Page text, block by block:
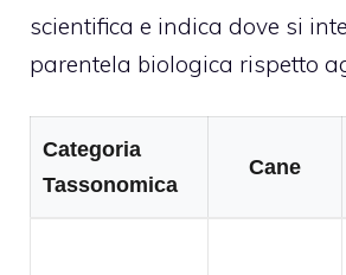
scientifica e indica dove si
parentela biologica rispetto
Categoria
Tassonomica
Cane